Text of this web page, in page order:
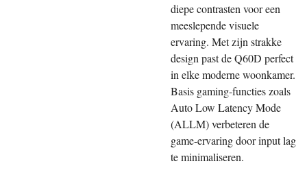
diepe contrasten voor een
meeslepende visuele
ervaring. Met zijn strakke
design past de Q60D perfect
in elke moderne woonkamer.
Basis gaming-functies zoals
Auto Low Latency Mode
(ALLM) verbeteren de
game-ervaring door input lag
te minimaliseren.